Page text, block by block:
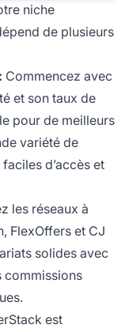
niche
de plusieurs
Commencez avec
et son taux de
pour de meilleurs
variété de
d’accès et
les réseaux à
FlexOffers et CJ
solides avec
commissions
est